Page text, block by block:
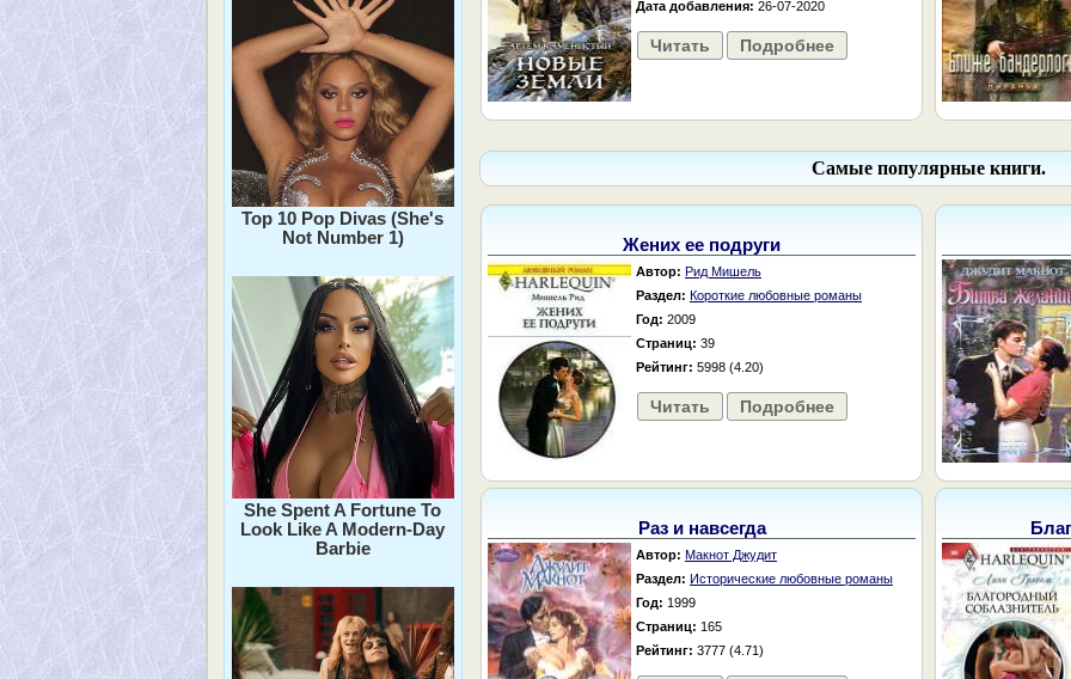
Top 10 Pop Divas (She's
Not Number 1)
She Spent A Fortune To
Look Like A Modern-Day
Barbie
Дата добавления: 26-07-2020
Читать Подробнее
Самые популярные книги.
Жених ее подруги
Автор: Рид Мишель
Раздел: Короткие любовные романы
Год: 2009
Страниц: 39
Рейтинг: 5998 (4.20)
Читать Подробнее
Раз и навсегда
Автор: Макнот Джудит
Раздел: Исторические любовные романы
Год: 1999
Страниц: 165
Рейтинг: 3777 (4.71)